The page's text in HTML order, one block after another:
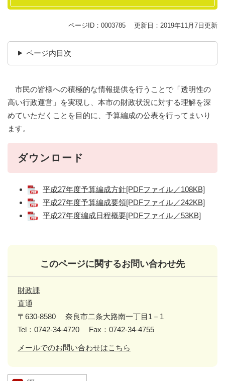
ページID：0003785 更新日：2019年11月7日更新
ページ内目次
市民の皆様への積極的な情報提供を行うことで「透明性の
高い行政運営」を実現し、本市の財政状況に対する理解を深
めていただくことを目的に、予算編成の公表を行ってまいり
ます。
ダウンロード
平成27年度予算編成方針[PDFファイル／108KB]
平成27年度予算編成要領[PDFファイル／242KB]
平成27年度編成日程概要[PDFファイル／53KB]
このページに関するお問い合わせ先
財政課
直通
〒630-8580
奈良市二条大路南一丁目1－1
Tel：0742-34-4720
Fax：0742-34-4755
メールでのお問い合わせはこちら